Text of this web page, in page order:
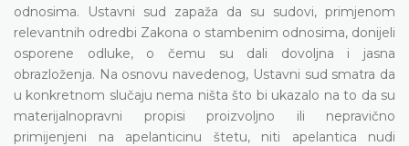
odnosima. Ustavni sud zapaža da su sudovi, primjenom
relevantnih odredbi Zakona o stambenim odnosima, donijeli
osporene odluke, o čemu su dali dovoljna i jasna
obrazloženja. Na osnovu navedenog, Ustavni sud smatra da
u konkretnom slučaju nema ništa što bi ukazalo na to da su
materijalnopravni propisi proizvoljno ili nepravično
primijenjeni na apelanticinu štetu, niti apelantica nudi